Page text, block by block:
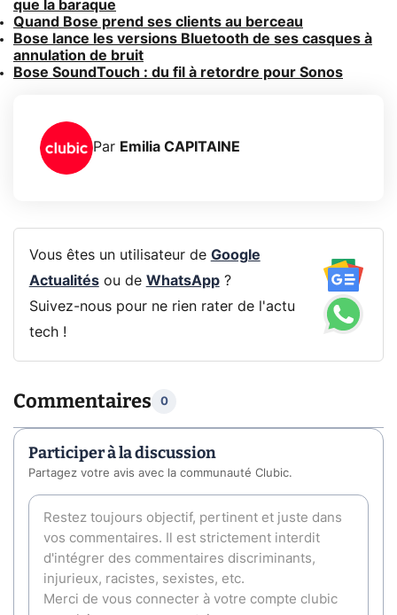
que la baraque
Quand Bose prend ses clients au berceau
Bose lance les versions Bluetooth de ses casques à
annulation de bruit
Bose SoundTouch : du fil à retordre pour Sonos
Par Emilia CAPITAINE
Vous êtes un utilisateur de Google
Actualitésou de WhatsApp?
Suivez-nous pour ne rien rater de l'actu
tech !
Commentaires 0
Participer à la discussion
Partagez votre avis avec la communauté Clubic.